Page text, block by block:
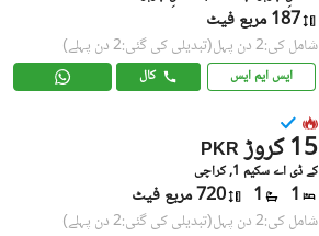
187 مربع فیٹ
شامل کی:2 دن پہل (تبدیلی کی گئی:2 دن پہلے)
ایس ایم ایس کال
PKR 15 کروڑ
کے ڈی اے سکیم 1, کراچی
1
1 720 مربع فیٹ
شامل کی:2 دن پہل (تبدیلی کی گئی:2 دن پہلے)